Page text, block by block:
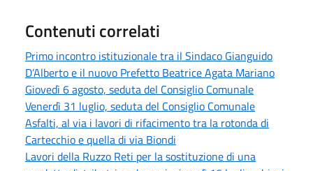
Contenuti correlati
Primo incontro istituzionale tra il Sindaco Gianguido
D’Alberto e il nuovo Prefetto Beatrice Agata Mariano
Giovedì 6 agosto, seduta del Consiglio Comunale
Venerdì 31 luglio, seduta del Consiglio Comunale
Asfalti, al via i lavori di rifacimento tra la rotonda di
Cartecchio e quella di via Biondi
Lavori della Ruzzo Reti per la sostituzione di una